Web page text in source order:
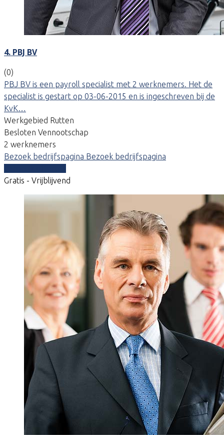
4. PBJ BV
(0)
PBJ BV is een payroll specialist met 2 werknemers. Het de
specialist is gestart op 03-06-2015 en is ingeschreven bij de
KvK…
Werkgebied Rutten
Besloten Vennootschap
2 werknemers
Bezoek bedrijfspagina Bezoek bedrijfspagina
Gratis - Vrijblijvend